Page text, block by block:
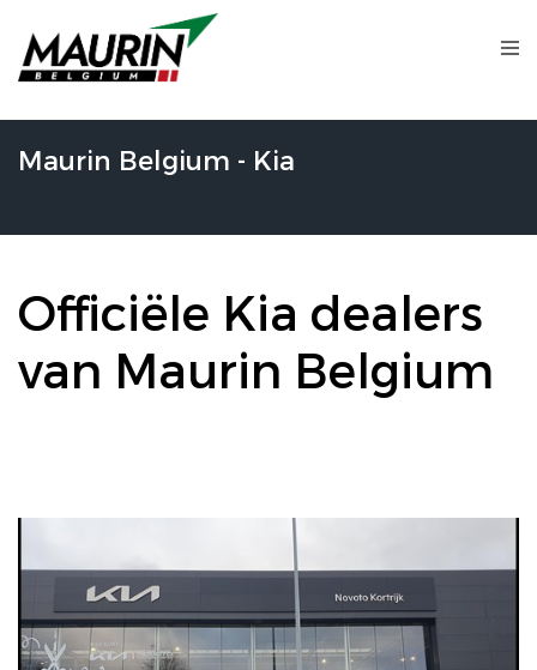
Maurin Belgium - Kia
Officiële Kia dealers
van Maurin Belgium